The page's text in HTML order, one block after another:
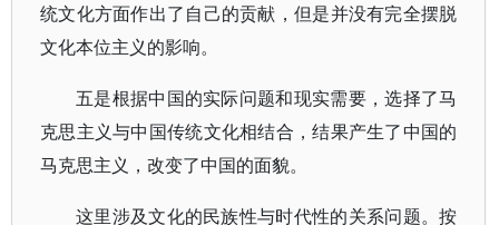
统文化方面作出了自己的贡献，但是并没有完全摆脱
文化本位主义的影响。
五是根据中国的实际问题和现实需要，选择了马
克思主义与中国传统文化相结合，结果产生了中国的
马克思主义，改变了中国的面貌。
这里涉及文化的民族性与时代性的关系问题。按